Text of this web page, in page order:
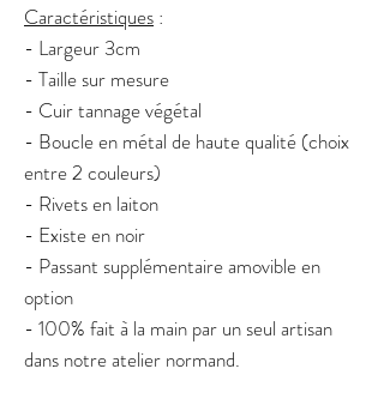
Caractéristiques :
- Largeur 3cm
- Taille sur mesure
- Cuir tannage végétal
- Boucle en métal de haute qualité (choix
entre 2 couleurs)
- Rivets en laiton
- Existe en noir
- Passant supplémentaire amovible en
option
- 100% fait à la main par un seul artisan
dans notre atelier normand.